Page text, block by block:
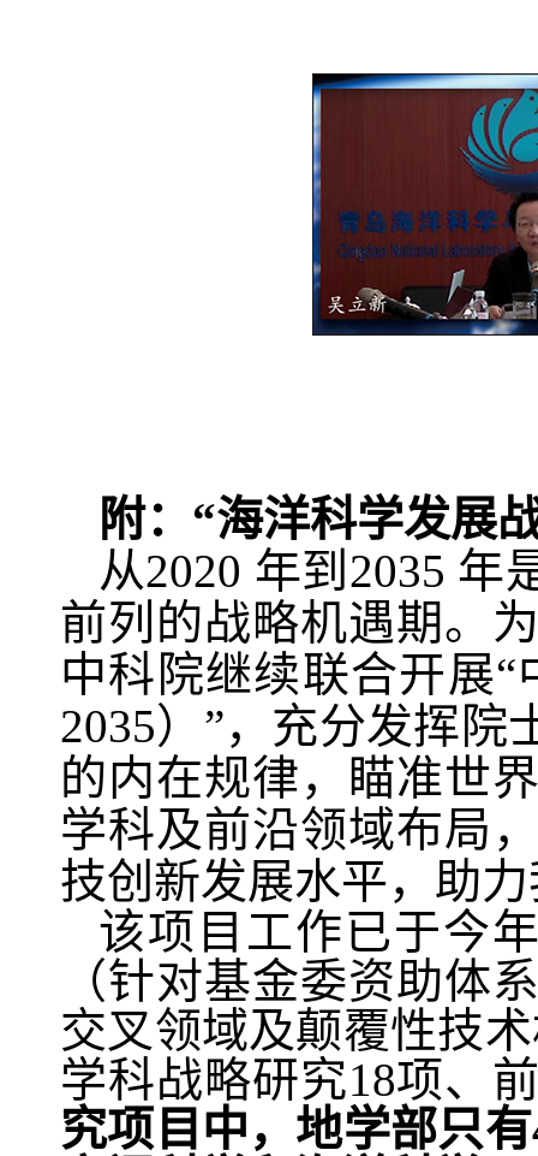
附：“海洋科学发展
从2020 年到 2035 年
前列的战略机遇期。
中科院继续联合开展
2035）”，充分发挥院
的内在规律，瞄准世
学科及前沿领域布局
技创新发展水平，助
该项目工作已于今
（针对基金委资助体
交叉领域及颠覆性技
学科战略研究18项、
究项目中，地学部只有